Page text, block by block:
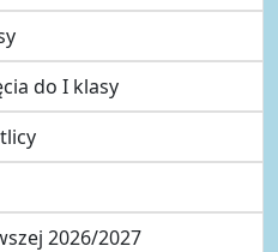
do I klasy
2026/2027